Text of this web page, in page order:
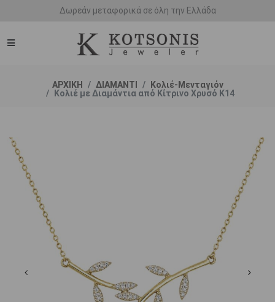
Άμεση παράδοση - Δικαίωμα επιστροφής
ΑΡΧΙΚΗ ΔΙΑΜΑΝΤΙ
Κολιέ-Μενταγιόν
Κολιέ με Διαμάντια από Κίτρινο Χρυσό K14